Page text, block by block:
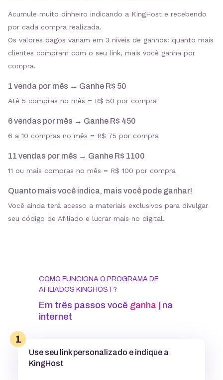
Acumule muito dinheiro indicando a KingHost e recebendo
por cada compra realizada.
Os valores pagos variam em 3 níveis de ganhos: quanto mais
clientes compram com o seu link, mais você ganha por
compra.
1 venda por mês → Ganhe R$ 50
Até 5 compras no mês = R$ 50 por compra
6 vendas por mês → Ganhe R$ 450
6 a 10 compras no mês = R$ 75 por compra
11 vendas por mês → Ganhe R$ 1100
11 ou mais compras no mês = R$ 100 por compra
Quanto mais você indica, mais você pode ganhar!
Você ainda terá acesso a materiais exclusivos para divulgar
seu código de Afiliado e lucrar mais no digital.
COMO FUNCIONA O PROGRAMA DE
AFILIADOS KINGHOST?
Em três passos você in|na
internet
1
Use seu link personalizado e indique a
KingHost